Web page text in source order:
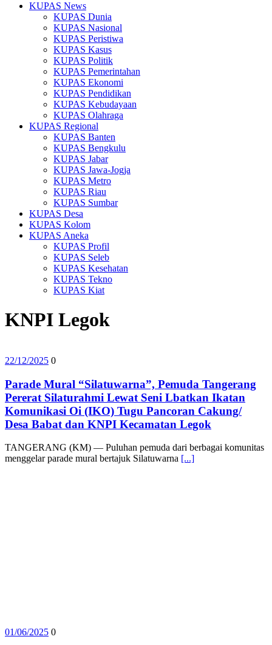
KUPAS News
KUPAS Dunia
KUPAS Nasional
KUPAS Peristiwa
KUPAS Kasus
KUPAS Politik
KUPAS Pemerintahan
KUPAS Ekonomi
KUPAS Pendidikan
KUPAS Kebudayaan
KUPAS Olahraga
KUPAS Regional
KUPAS Banten
KUPAS Bengkulu
KUPAS Jabar
KUPAS Jawa-Jogja
KUPAS Metro
KUPAS Riau
KUPAS Sumbar
KUPAS Desa
KUPAS Kolom
KUPAS Aneka
KUPAS Profil
KUPAS Seleb
KUPAS Kesehatan
KUPAS Tekno
KUPAS Kiat
KNPI Legok
22/12/2025 0
Parade Mural “Silatuwarna”, Pemuda Tangerang
Pererat Silaturahmi Lewat Seni Lbatkan Ikatan
Komunikasi Oi (IKO) Tugu Pancoran Cakung/
Desa Babat dan KNPI Kecamatan Legok
TANGERANG (KM) — Puluhan pemuda dari berbagai komunitas
menggelar parade mural bertajuk Silatuwarna [...]
01/06/2025 0